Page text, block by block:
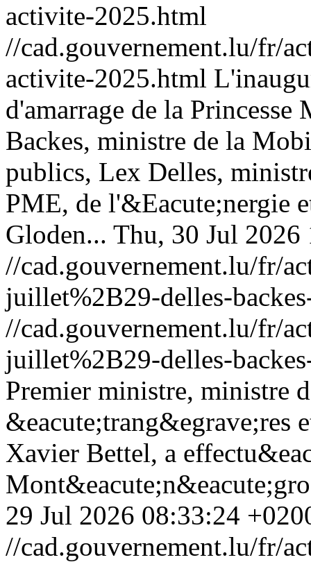
activite-2025.html
//cad.gouvernement.lu/fr/
activite-2025.html
d'amarrage de la
Backes, ministre de la
publics, Lex Delles,
PME, de l'&Eacute;nergie
Gloden... Thu, 30 Jul 2026
//cad.gouvernement.lu/fr/
juillet%2B29-delles-
//cad.gouvernement.lu/fr/
juillet%2B29-delles-
Premier ministre, ministre
&eacute;trang&egrave;res
Xavier Bettel, a
29 Jul 2026 08:33:24
//cad.gouvernement.lu/fr/